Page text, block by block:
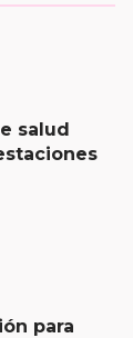
salud
para